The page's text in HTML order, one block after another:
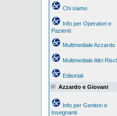
Chi siamo
Info per Operatori e
Pazienti
Multimediale Azzardo
Multimediale Altri
Editoriali
Azzardo e Giovani
Info per Genitori e
Insegnanti